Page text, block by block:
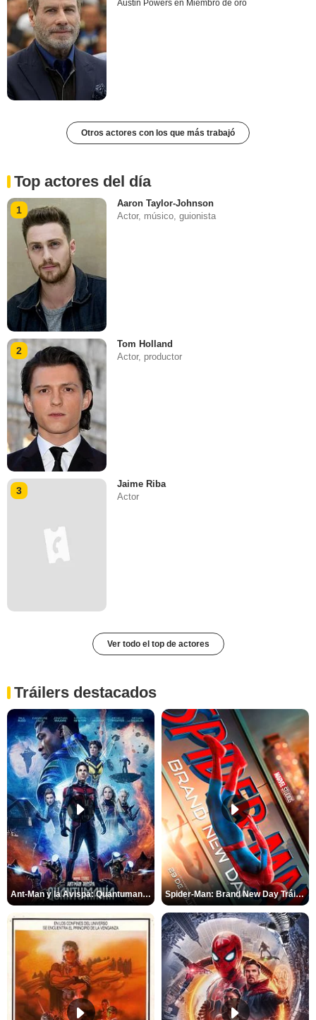
Austin Powers en Miembro de oro
Otros actores con los que más trabajó
Top actores del día
1
Aaron Taylor-Johnson
Actor, músico, guionista
2
Tom Holland
Actor, productor
3
Jaime Riba
Actor
Ver todo el top de actores
Tráilers destacados
Ant-Man y la Avispa: Quantumanía Tráiler (2) Spider-Man: Brand New Day Tráiler (3)